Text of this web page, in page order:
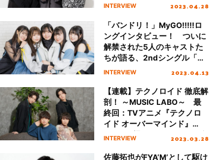
とライブへの想い
INTERVIEW 2023.04.28
「バンドリ！」MyGO!!!!!ロ
ングインタビュー！ ついに
解禁された5人のキャストた
ちが語る、2ndシングル「音
一会」とバンド活動への想い
INTERVIEW 2023.04.13
【連載】テクノロイド 徹底解
剖！ ～MUSIC LABO～ 最
終回：TVアニメ『テクノロ
イド オーバーマインド』
KNoCC 撮りおろしインタビ
INTERVIEW 2023.03.28
佐藤拓也がFYA’M’として駆け